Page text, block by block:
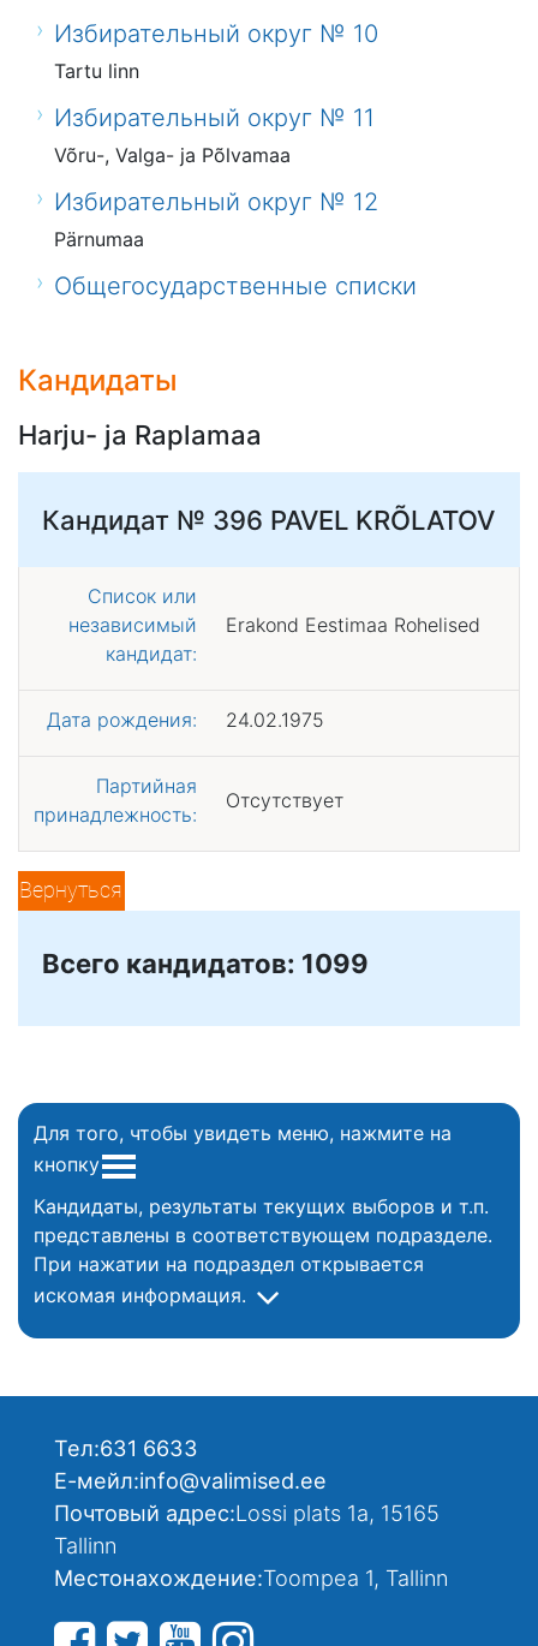
Избирательный округ № 10
Tartu linn
Избирательный округ № 11
Võru-, Valga- ja Põlvamaa
Избирательный округ № 12
Pärnumaa
Общегосударственные списки
Кандидаты
Harju- ja Raplamaa
Кандидат № 396 PAVEL KRÕLATOV
Список или
независимый
кандидат:
Erakond Eestimaa Rohelised
Дата рождения: 24.02.1975
Партийная
принадлежность:
Отсутствует
Вернуться
Всего кандидатов: 1099
Для того, чтобы увидеть меню, нажмите на
кнопку
Кандидаты, результаты текущих выборов и т.п.
представлены в соответствующем подразделе.
При нажатии на подраздел открывается
искомая информация.
Тел:631 6633
Е-мейл:info@valimised.ee
Почтовый адрес:Lossi plats 1a, 15165
Tallinn
Местонахождение:Toompea 1, Tallinn